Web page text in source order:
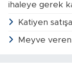
ihaleye gerek
Katiyen
Meyve veren